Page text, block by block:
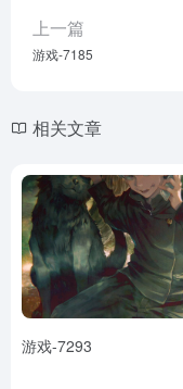
上一篇
游戏-7185
相关文章
游戏-7293